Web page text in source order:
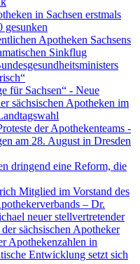
in Sachsen erstmals
gesunken
Apotheken Sachsens
Sinkflug
für Sachsen“ - Neue
sächsischen Apotheken im
der Apothekenteams -
am 28. August in Dresden
dringend eine Reform, die
Mitglied im Vorstand des
– Dr.
neuer stellvertretender
sächsischen Apotheker
Apothekenzahlen in
Entwicklung setzt sich